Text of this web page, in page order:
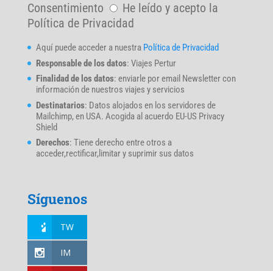
Consentimiento
He leído y acepto la
Política de Privacidad
Aquí puede acceder a nuestra Política de Privacidad
Responsable de los datos: Viajes Pertur
Finalidad de los datos: enviarle por email Newsletter con
información de nuestros viajes y servicios
Destinatarios: Datos alojados en los servidores de
Mailchimp, en USA. Acogida al acuerdo EU-US Privacy
Shield
Derechos: Tiene derecho entre otros a
acceder,rectificar,limitar y suprimir sus datos
Síguenos
TW
IM